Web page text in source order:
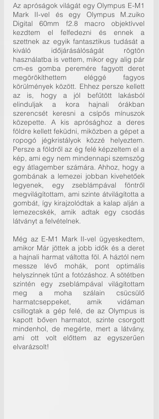
Az apróságok világát egy Olympus E-M1
Mark II-vel és egy Olympus M.zuiko
Digital 60mm f2.8 macro objektívvel
kezdtem el felfedezni és ennek a
szettnek az egyik fantasztikus tudását a
kiváló időjárásálóságát rögtön
használatba is vettem, mikor egy alig pár
cm-es gomba peremére fagyott deret
megörökíthettem eléggé fagyos
körülmények között. Ehhez persze kellett
az is, hogy a jól befűtött lakásból
elinduljak a kora hajnali órákban
szerencsét keresni a csípős mínuszok
közepette. A kis aprósághoz a deres
földre kellett feküdni, miközben a gépet a
ropogó jégkristályok közzé helyeztem.
Persze a földről az ég felé képzeltem el a
kép, ami egy nem mindennapi szemszög
egy átlagember számára. Ahhoz, hogy a
gombának a lemezei jobban kivehetőek
legyenek, egy zseblámpával föntről
megvilágítottam, ami szinte átvilágította a
gombát, így kirajzolódtak a kalap alján a
lemezecskék, amik adtak egy csodás
látványt a felvételnek.
Még az E-M1 Mark II-vel ügyeskedtem,
amikor Már jöttek a jobb idők és a deret
a hajnali harmat váltotta föl. A háztól nem
messze lévő mohák, pont optimális
helyszínnek tűnt a fotózáshoz. A sötétben
szintén egy zseblámpával világítottam
meg a moha szálain csücsülő
harmatcseppeket, amik vidáman
csillogtak a gép felé, de az Olympus is
kapott bőven harmatot, szinte csorgott
mindenhol, de megérte, mert a látvány,
ami ott volt előttem az egyszerűen
elvarázsolt!